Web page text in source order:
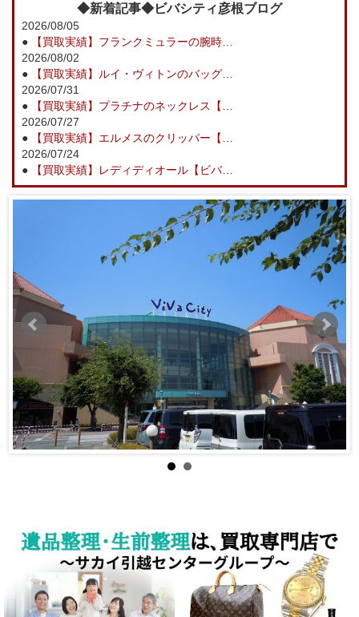
◆新着記事◆ビバシティ彦根ブログ
2026/08/05
●【買取実績】フランクミュラーの腕時…
2026/08/02
●【買取実績】ルイ・ヴィトンのバッグ…
2026/07/31
●【買取実績】プラチナのネックレス【…
2026/07/27
●【買取実績】エルメスのクリッパー【…
2026/07/24
●【買取実績】レディディオール【ビバ…